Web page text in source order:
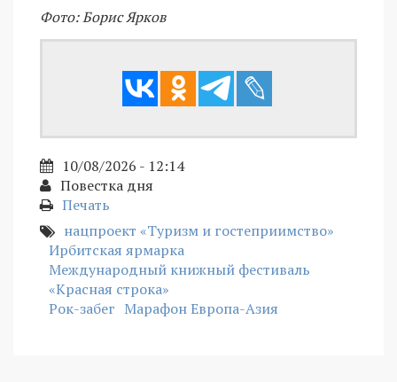
Фото: Борис Ярков
10/08/2026 - 12:14
Повестка дня
Печать
нацпроект «Туризм и гостеприимство»
Ирбитская ярмарка
Международный книжный фестиваль
«Красная строка»
Рок-забег Марафон Европа-Азия